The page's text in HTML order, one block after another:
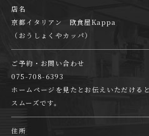
店名
京都イタリアン 欧食屋Kappa
（おうしょくやカッパ）
ご予約・お問い合わせ
075-708-6393
ホームページを見たとお伝えいただけると
スムーズです。
住所